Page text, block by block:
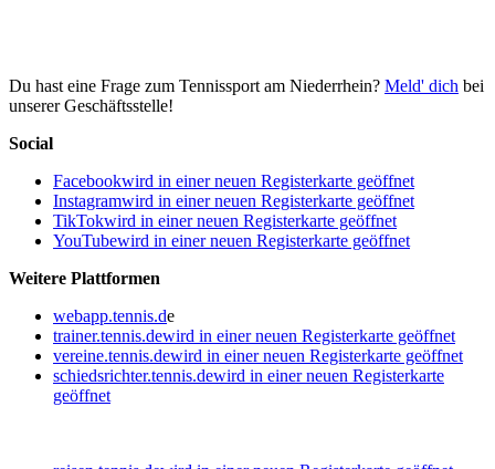
Du hast eine Frage zum Tennissport am Niederrhein? Meld' dich bei
unserer Geschäftsstelle!
Social
Facebookwird in einer neuen Registerkarte geöffnet
Instagramwird in einer neuen Registerkarte geöffnet
TikTokwird in einer neuen Registerkarte geöffnet
YouTubewird in einer neuen Registerkarte geöffnet
Weitere Plattformen
webapp.tennis.de
trainer.tennis.dewird in einer neuen Registerkarte geöffnet
vereine.tennis.dewird in einer neuen Registerkarte geöffnet
schiedsrichter.tennis.dewird in einer neuen Registerkarte
geöffnet